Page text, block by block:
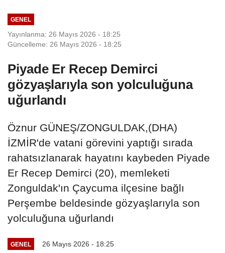
GENEL
Yayınlanma: 26 Mayıs 2026 - 18:25
Güncelleme: 26 Mayıs 2026 - 18:25
Piyade Er Recep Demirci
gözyaşlarıyla son yolculuğuna
uğurlandı
Öznur GÜNEŞ/ZONGULDAK,(DHA)
İZMİR'de vatani görevini yaptığı sırada
rahatsızlanarak hayatını kaybeden Piyade
Er Recep Demirci (20), memleketi
Zonguldak'ın Çaycuma ilçesine bağlı
Perşembe beldesinde gözyaşlarıyla son
yolculuğuna uğurlandı
GENEL 26 Mayıs 2026 - 18:25